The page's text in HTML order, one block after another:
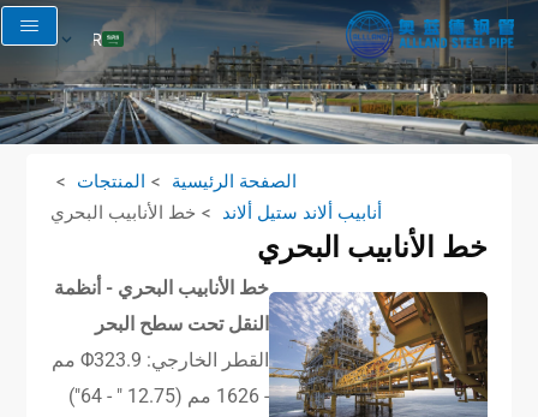
AR
EN
RU
الصفحة الرئيسية
المنتجات
أنابيب ألاند ستيل ألاند
خط الأنابيب البحري
خط الأنابيب البحري
خط الأنابيب البحري - أنظمة
النقل تحت سطح البحر
القطر الخارجي: Φ323.9 مم
- 1626 مم (12.75 ″ - 64″)